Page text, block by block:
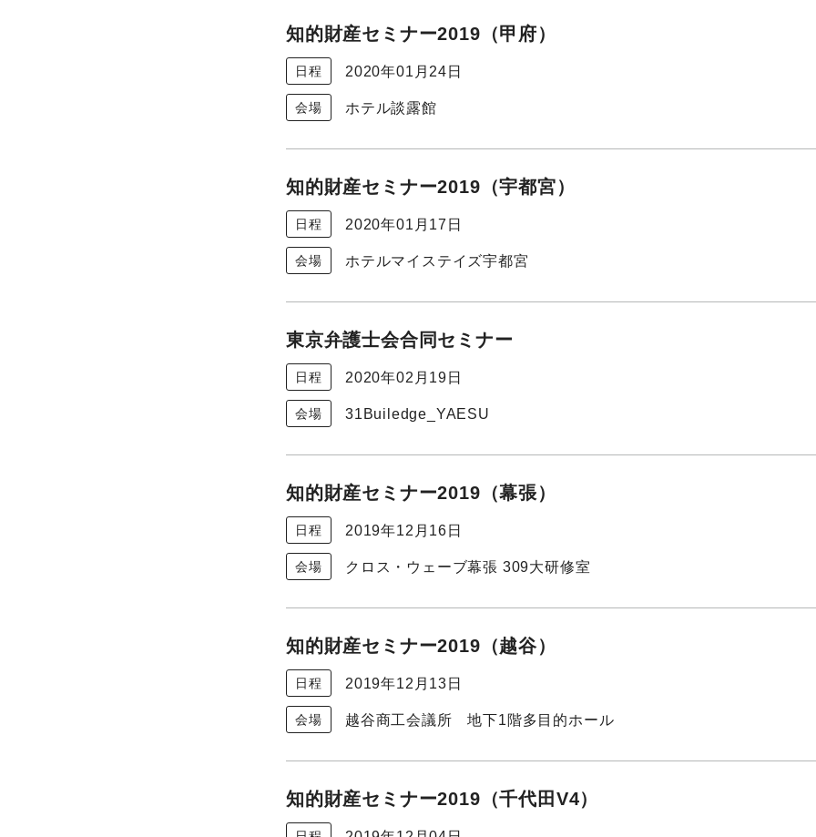
知的財産セミナー2019（甲府）
日程 2020年01月24日
会場 ホテル談露館
知的財産セミナー2019（宇都宮）
日程 2020年01月17日
会場 ホテルマイステイズ宇都宮
東京弁護士会合同セミナー
日程 2020年02月19日
会場 31Builedge_YAESU
知的財産セミナー2019（幕張）
日程 2019年12月16日
会場 クロス・ウェーブ幕張 309大研修室
知的財産セミナー2019（越谷）
日程 2019年12月13日
会場 越谷商工会議所 地下1階多目的ホール
知的財産セミナー2019（千代田V4）